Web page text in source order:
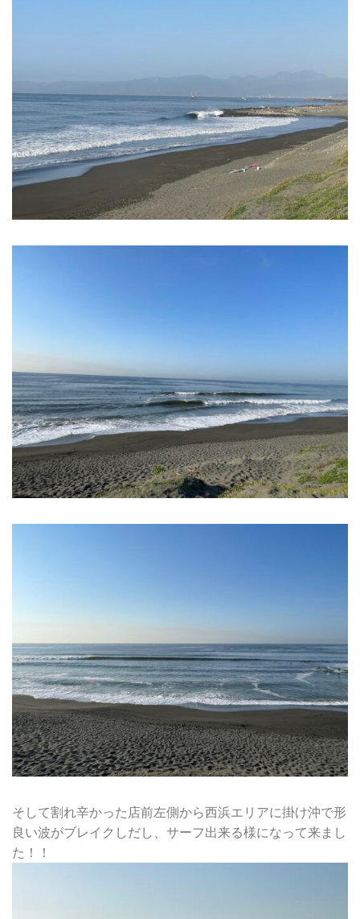
そして割れ辛かった店前左側から西浜エリアに掛け沖で形
良い波がブレイクしだし、サーフ出来る様になって来まし
た！！